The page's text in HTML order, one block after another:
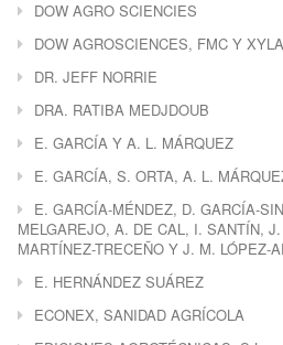
DOW AGRO SCIENCIES
DOW AGROSCIENCES, FMC Y
DR. JEFF NORRIE
DRA. RATIBA MEDJDOUB
E. GARCÍA Y A. L. MÁRQUEZ
E. GARCÍA, S. ORTA, A. L.
E. GARCÍA-MÉNDEZ, D. GARCÍA-
MELGAREJO, A. DE CAL, I. SANTÍN,
MARTÍNEZ-TRECEÑO Y J. M. LÓPEZ-
E. HERNÁNDEZ SUÁREZ
ECONEX, SANIDAD AGRÍCOLA